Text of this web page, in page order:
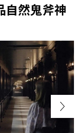
自然鬼斧神